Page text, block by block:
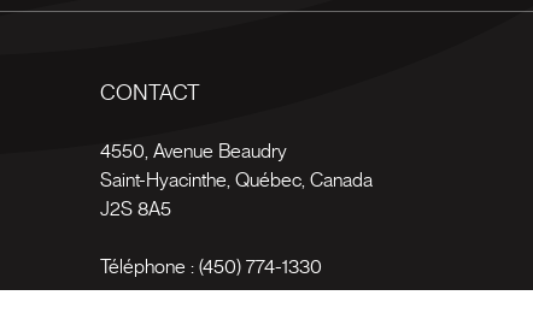
CONTACT
4550, Avenue Beaudry
Saint-Hyacinthe Québec Canada
J2S 8A5
Téléphone : (450) 774-1330